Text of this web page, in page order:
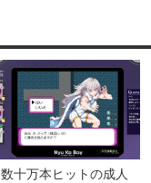
数十万本ヒットの成人